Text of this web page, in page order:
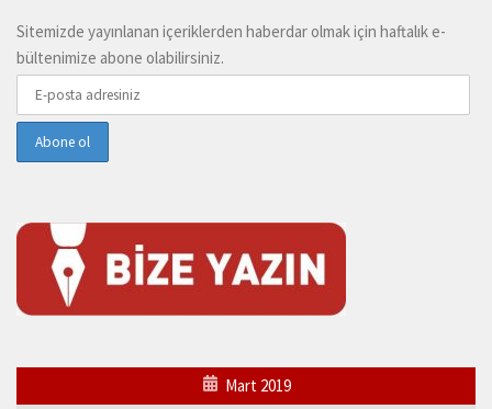
Sitemizde yayınlanan içeriklerden haberdar olmak için haftalık e-
bültenimize abone olabilirsiniz.
Mart 2019